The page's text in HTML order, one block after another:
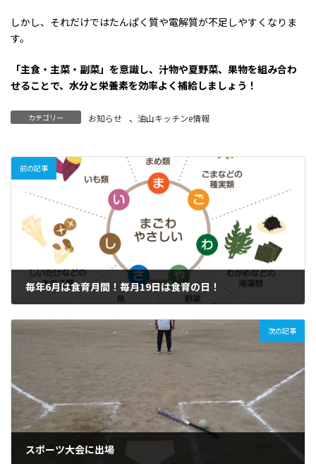
しかし、それだけではたんぱく質や電解質が不足しやすくなりま
す。
「主食・主菜・副菜」を意識し、汁物や夏野菜、果物を組み合わ
せることで、水分と栄養素を効率よく補給しましょう！
カテゴリー お知らせ 、 油山キッチンe情報
前の記事
毎年6月は食育月間！毎月19日は食育の日！
次の記事
スポーツ大会に出場